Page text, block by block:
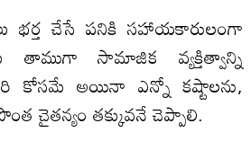
భర్త చేసే పనికి సహాయకారులంగా
తాముగా సామాజిక వ్యక్తిత్వాన్ని
కోసమే అయినా ఎన్నో కష్టాలను,
చైతన్యం తక్కువనే చెప్పాలి.